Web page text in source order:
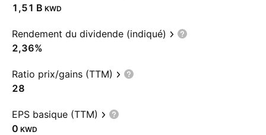
‪1,51 B‬ KWD
Rendement du dividende (indiqué)
2,36%
Ratio prix/gains (TTM)
28
EPS basique (TTM)
0 KWD